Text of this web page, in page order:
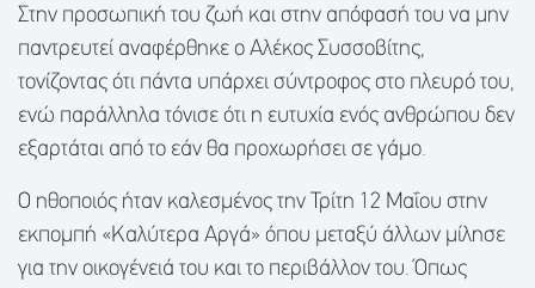
Στην προσωπική του ζωή και στην απόφασή του να μην
παντρευτεί αναφέρθηκε ο Αλέκος Συσσοβίτης,
τονίζοντας ότι πάντα υπάρχει σύντροφος στο πλευρό του,
ενώ παράλληλα τόνισε ότι η ευτυχία ενός ανθρώπου δεν
εξαρτάται από το εάν θα προχωρήσει σε γάμο.
Ο ηθοποιός ήταν καλεσμένος την Τρίτη 12 Μαΐου στην
εκπομπή «Καλύτερα Αργά» όπου μεταξύ άλλων μίλησε
για την οικογένειά του και το περιβάλλον του. Όπως